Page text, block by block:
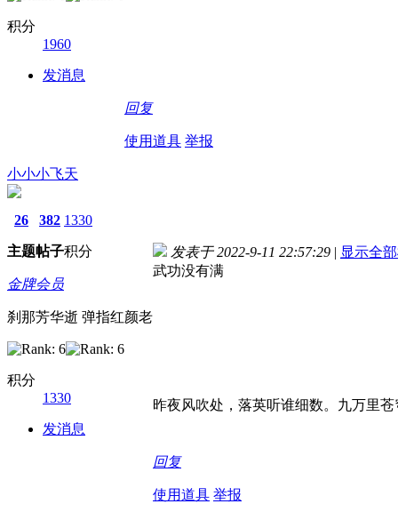
积分
1960
发消息
回复
使用道具 举报
小小小飞天
26
主题
382
帖子
1330
积分
金牌会员
刹那芳华逝 弹指红颜老
积分
1330
发消息
发表于 2022-9-11 22:57:29 | 显示全
武功没有满
昨夜风吹处，落英听谁细数。九万里
回复
使用道具 举报